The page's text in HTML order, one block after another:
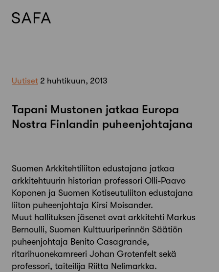
Uutiset 2 huhtikuun, 2013
Tapani Mustonen jatkaa Europa
Nostra Finlandin puheenjohtajana
Suomen Arkkitehtiliiton edustajana jatkaa
arkkitehtuurin historian professori Olli-Paavo
Koponen ja Suomen Kotiseutuliiton edustajana
liiton puheenjohtaja Kirsi Moisander.
Muut hallituksen jäsenet ovat arkkitehti Markus
Bernoulli, Suomen Kulttuuriperinnön Säätiön
puheenjohtaja Benito Casagrande,
ritarihuonekamreeri Johan Grotenfelt sekä
professori, taiteilija Riitta Nelimarkka.